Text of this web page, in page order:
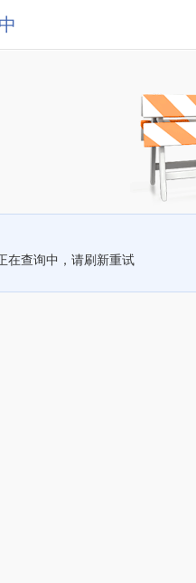
在查询中，请刷新重试